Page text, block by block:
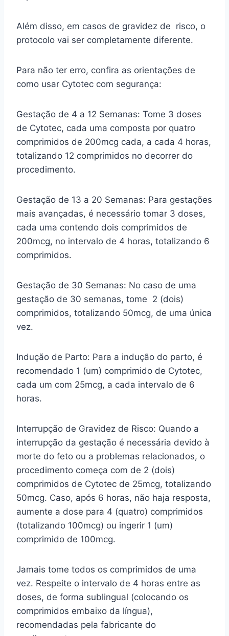
Além disso, em casos de gravidez de risco, o
protocolo vai ser completamente diferente.
Para não ter erro, confira as orientações de
como usar Cytotec com segurança:
Gestação de 4 a 12 Semanas: Tome 3 doses
de Cytotec, cada uma composta por quatro
comprimidos de 200mcg cada, a cada 4 horas,
totalizando 12 comprimidos no decorrer do
procedimento.
Gestação de 13 a 20 Semanas: Para gestações
mais avançadas, é necessário tomar 3 doses,
cada uma contendo dois comprimidos de
200mcg, no intervalo de 4 horas, totalizando 6
comprimidos.
Gestação de 30 Semanas: No caso de uma
gestação de 30 semanas, tome 2 (dois)
comprimidos, totalizando 50mcg, de uma única
vez.
Indução de Parto: Para a indução do parto, é
recomendado 1 (um) comprimido de Cytotec,
cada um com 25mcg, a cada intervalo de 6
horas.
Interrupção de Gravidez de Risco: Quando a
interrupção da gestação é necessária devido à
morte do feto ou a problemas relacionados, o
procedimento começa com de 2 (dois)
comprimidos de Cytotec de 25mcg, totalizando
50mcg. Caso, após 6 horas, não haja resposta,
aumente a dose para 4 (quatro) comprimidos
(totalizando 100mcg) ou ingerir 1 (um)
comprimido de 100mcg.
Jamais tome todos os comprimidos de uma
vez. Respeite o intervalo de 4 horas entre as
doses, de forma sublingual (colocando os
comprimidos embaixo da língua),
recomendadas pela fabricante do